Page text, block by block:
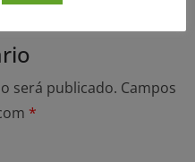
será publicado. Campos
*